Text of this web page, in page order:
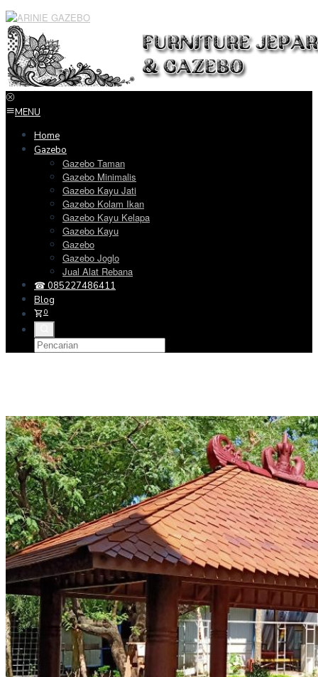
Loncat
ke
konten
MENU
Home
Gazebo
Gazebo Taman
Gazebo Minimalis
Gazebo Kayu Jati
Gazebo Kolam Ikan
Gazebo Kayu Kelapa
Gazebo Kayu
Gazebo
Gazebo Joglo
Jual Alat Rebana
☎ 085227486411
Blog
0